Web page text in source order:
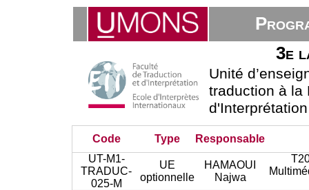
3e
Unité
traduction à la
Code Type
Responsable
UT-M1-
TRADUC-
025-M
UE
optionnelle
HAMAOUI
Najwa